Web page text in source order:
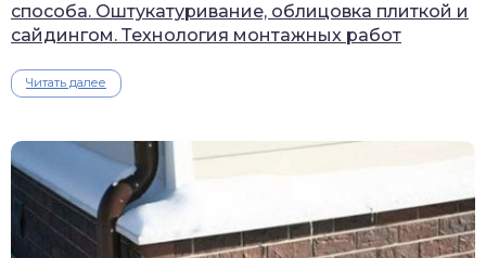
способа. Оштукатуривание, облицовка плиткой и
сайдингом. Технология монтажных работ
Читать далее